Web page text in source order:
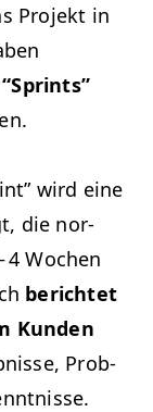
Pro­jekt in
“Sprints”
wird eine
die nor­
4 Wochen
berichtet
Kun­den
Prob­